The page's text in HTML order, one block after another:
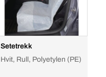
Setetrekk
Hvit, Rull, Polyetylen (PE)